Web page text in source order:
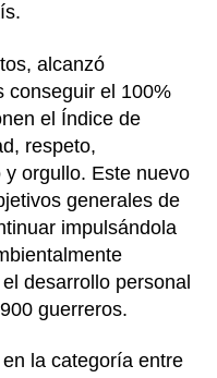
alcanzó
conseguir el 100%
el Índice de
respeto,
orgullo. Este nuevo
generales de
impulsándola
desarrollo personal
guerreros.
la categoría entre